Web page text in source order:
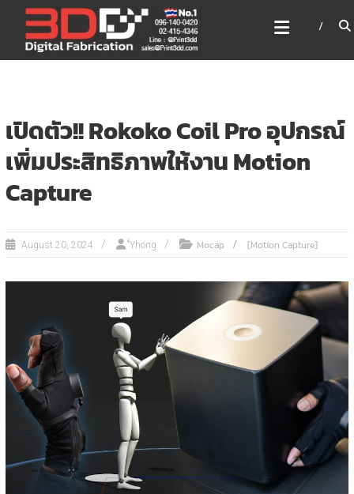
content
3DD DIGITAL FABRICATION
เครื่องพิมพ์3มิติ สแกนเนอร์
เลเซอร์
เปิดตัว!! Rokoko Coil Pro อุปกรณ์
เพิ่มประสิทธิภาพให้งาน Motion
Capture
August 20, 2024 ํํYhong Mocap [Motion Capture]